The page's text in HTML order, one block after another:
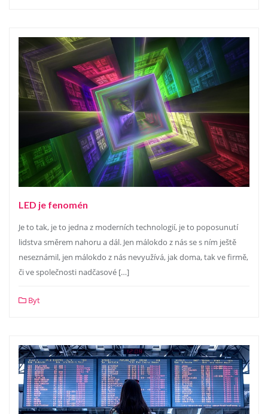
LED je fenomén
Je to tak, je to jedna z moderních technologií, je to poposunutí
lidstva směrem nahoru a dál. Jen málokdo z nás se s ním ještě
neseznámil, jen málokdo z nás nevyužívá, jak doma, tak ve firmě,
či ve společnosti nadčasové […]
Byt